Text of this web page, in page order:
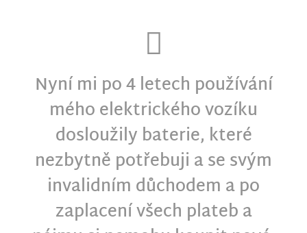
Nyní mi po 4 letech používání
mého elektrického vozíku
dosloužily baterie, které
nezbytně potřebuji a se svým
invalidním důchodem a po
zaplacení všech plateb a